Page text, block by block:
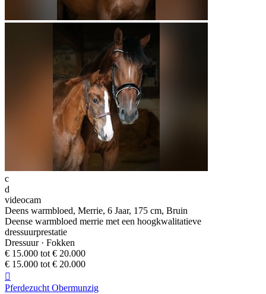
c
d
videocam
Deens warmbloed, Merrie, 6 Jaar, 175 cm, Bruin
Deense warmbloed merrie met een hoogkwalitatieve
dressuurprestatie
Dressuur · Fokken
€ 15.000 tot € 20.000
€ 15.000 tot € 20.000

Pferdezucht Obermunzig